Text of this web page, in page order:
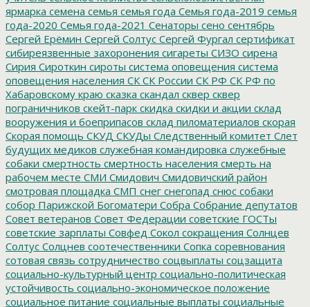
ярмарка семена семья семья года Семья года-2019 семья
года-2020 Семья года-2021 Сенаторы сено сентябрь
Сергей Ерёмин Сергей Солтус Сергей Фургал сертификат
сибиреязвенные захоронения сигареты СИЗО сирена
Сирия Сироткин сироты система оповещения система
оповещения населения СК СК России СК РФ СК РФ по
Хабаровскому краю сказка скандал сквер сквер
пограничников скейт-парк скидка скидки и акции склад
вооружения и боеприпасов склад пиломатериалов скорая
Скорая помощь СКУД СКУДы Следственный комитет Слет
будущих медиков служебная командировка служебные
собаки смертность смертность населения смерть на
рабочем месте СМИ Смидович Смидовичский район
смотровая площадка СМП снег снегопад снюс собаки
собор Парижской Богоматери Собра Собрание депутатов
Совет ветеранов Совет Федерации советские ГОСТы
советские зарплаты Совфед Сокол сокращения Солнцев
Солтус Солцнев соотечественники Сопка соревнования
сотовая связь сотрудничество соцвыплаты соцзащита
социально-культурный центр социально-политическая
устойчивость социально-экономическое положение
социальное питание социальные выплаты социальные